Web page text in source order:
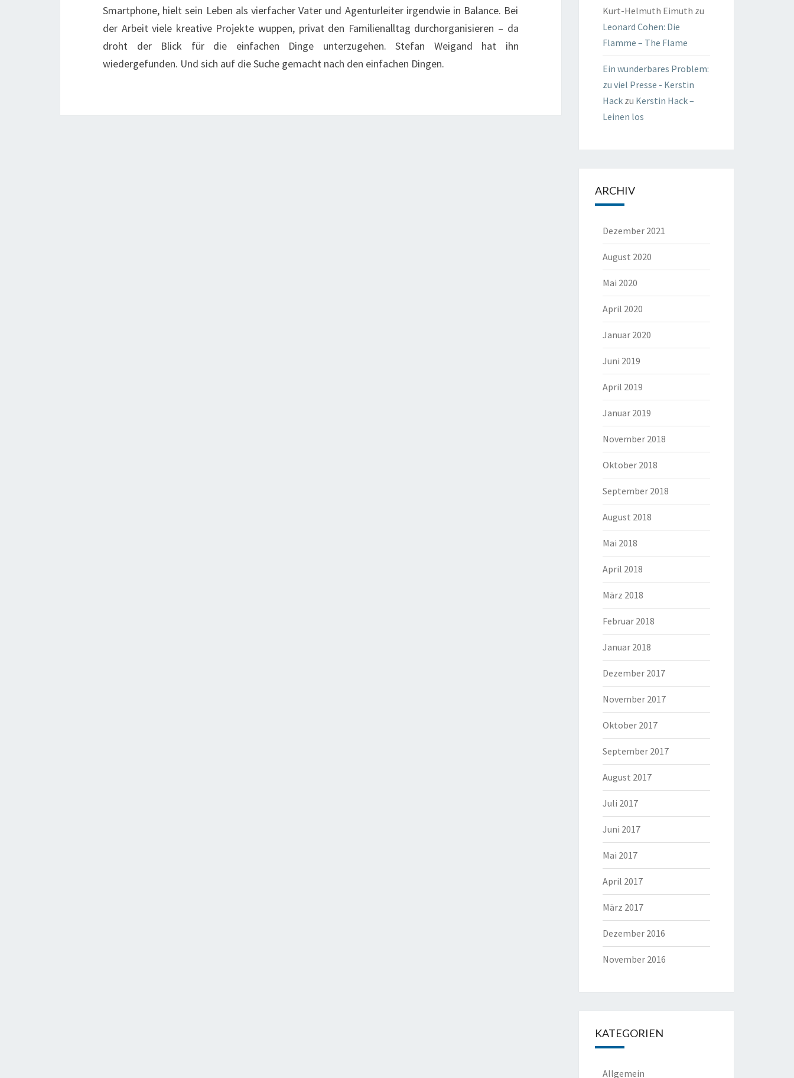
Smartphone, hielt sein Leben als vierfacher Vater und Agenturleiter irgendwie in Balance. Bei
der Arbeit viele kreative Projekte wuppen, privat den Familienalltag durchorganisieren – da
droht der Blick für die einfachen Dinge unterzugehen. Stefan Weigand hat ihn
wiedergefunden. Und sich auf die Suche gemacht nach den einfachen Dingen.
Kurt-Helmuth Eimuth zu
Leonard Cohen: Die
Flamme – The Flame
Ein wunderbares Problem:
zu viel Presse - Kerstin
Hackzu Kerstin Hack –
Leinen los
ARCHIV
Dezember 2021
August 2020
Mai 2020
April 2020
Januar 2020
Juni 2019
April 2019
Januar 2019
November 2018
Oktober 2018
September 2018
August 2018
Mai 2018
April 2018
März 2018
Februar 2018
Januar 2018
Dezember 2017
November 2017
Oktober 2017
September 2017
August 2017
Juli 2017
Juni 2017
Mai 2017
April 2017
März 2017
Dezember 2016
November 2016
KATEGORIEN
Allgemein